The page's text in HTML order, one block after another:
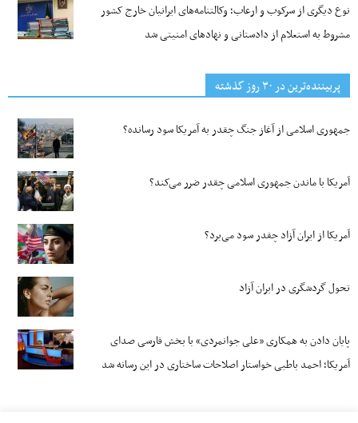
نوع دیگری از سرکوب و ارعاب؛ وکالتنامه‌های ایرانیان خارج کشور
مشروط به استعلام از دادستانی و نهادهای امنیتی شد
پربیننده‌ترین‌ در ۳۰ روز گذشته
جمهوری اسلامی از آغاز جنگ چقدر به آمریکا سود رسانده؟
آمریکا با ماندن جمهوری اسلامی چقدر ضرر می‌کند؟
آمریکا از ایران آزاد چقدر سود می‌برد؟
تحول گردشگری در ایران آزاد
پایان دادن به همکاری «علی جوانمردی» با بخش فارسی صدای
آمریکا؛ احمد باطبی خواستار اصلاحات ساختاری در این رسانه شد